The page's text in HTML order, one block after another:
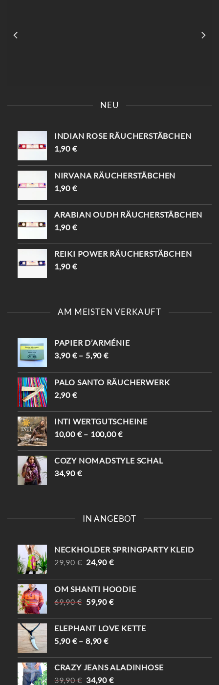
NEU
INDIAN ROSE RÄUCHERSTÄBCHEN
1,90 €
NIRVANA RÄUCHERSTÄBCHEN
1,90 €
ARABIAN OUDH RÄUCHERSTÄBCHEN
1,90 €
REIKI POWER RÄUCHERSTÄBCHEN
1,90 €
AM MEISTEN VERKAUFT
PAPIER D’ARMÉNIE
3,90 €– 5,90€
PALO SANTO RÄUCHERWERK
2,90 €
INTI WERTGUTSCHEINE
10,00 €– 100,00€
COZY NOMADSTYLE SCHAL
34,90 €
IN ANGEBOT
NECKHOLDER SPRINGPARTY KLEID
29,90€ URSPRÜNGLICHER
WAR:
29,90 €
24,90 €AKTUELLER
IST:
24,90 €.
OM SHANTI HOODIE
69,90€ URSPRÜNGLICHER
WAR:
69,90 €
59,90 €AKTUELLER
IST:
59,90 €.
ELEPHANT LOVE KETTE
5,90 €–8,90€
CRAZY JEANS ALADINHOSE
39,90€ URSPRÜNGLICHER
34,90 €AKTUELLER